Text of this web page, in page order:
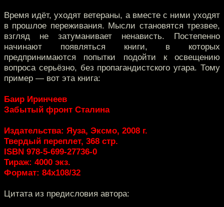
Время идёт, уходят ветераны, а вместе с ними уходят
в прошлое переживания. Мысли становятся трезвее,
взгляд не затуманивает ненависть. Постепенно
начинают появляться книги, в которых
предпринимаются попытки подойти к освещению
вопроса серьёзно, без пропагандистского угара. Тому
пример — вот эта книга:
Баир Иринчеев
Забытый фронт Сталина
Издательства: Яуза, Эксмо, 2008 г.
Твердый переплет, 368 стр.
ISBN 978-5-699-27736-0
Тираж: 4000 экз.
Формат: 84x108/32
Цитата из предисловия автора: